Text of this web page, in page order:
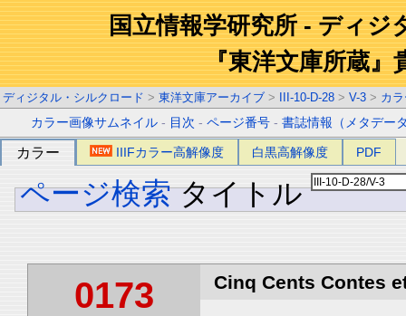
国立情報学研究所 - ディジ
『東洋文庫所蔵』
ディジタル・シルクロード > 東洋文庫アーカイブ > III-10-D-28 > V-3 > カ
カラー画像サムネイル - 目次 -ページ番号 -書誌情報（メタデー
カラー IIIFカラー高解像度 白黒高解像度 PDF
ページ検索 タイトル
0173 Cinq Cents Contes